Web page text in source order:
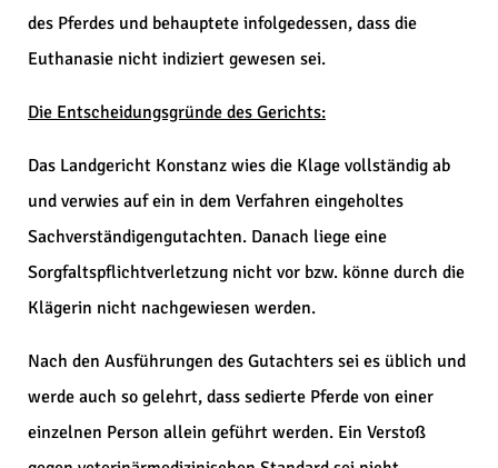
des Pferdes und behauptete infolgedessen, dass die
Euthanasie nicht indiziert gewesen sei.
Die Entscheidungsgründe des Gerichts:
Das Landgericht Konstanz wies die Klage vollständig ab
und verwies auf ein in dem Verfahren eingeholtes
Sachverständigengutachten. Danach liege eine
Sorgfaltspflichtverletzung nicht vor bzw. könne durch die
Klägerin nicht nachgewiesen werden.
Nach den Ausführungen des Gutachters sei es üblich und
werde auch so gelehrt, dass sedierte Pferde von einer
einzelnen Person allein geführt werden. Ein Verstoß